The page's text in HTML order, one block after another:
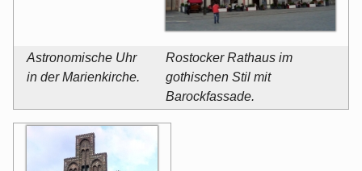
Astronomische Uhr
in der Marienkirche.
Rostocker Rathaus im
gothischen Stil mit
Barockfassade.